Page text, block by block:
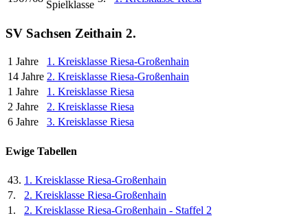
Spielklasse
SV Sachsen Zeithain 2.
1 Jahre
1. Kreisklasse Riesa-Großenhain
14 Jahre 2. Kreisklasse Riesa-Großenhain
1 Jahre
1. Kreisklasse Riesa
2 Jahre
2. Kreisklasse Riesa
6 Jahre
3. Kreisklasse Riesa
Ewige Tabellen
43. 1. Kreisklasse Riesa-Großenhain
7.
2. Kreisklasse Riesa-Großenhain
1.
2. Kreisklasse Riesa-Großenhain - Staffel 2